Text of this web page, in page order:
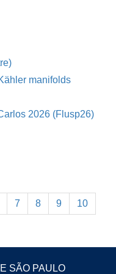
manifolds
2026 (Flusp26)
7 8 9 10
SÃO PAULO